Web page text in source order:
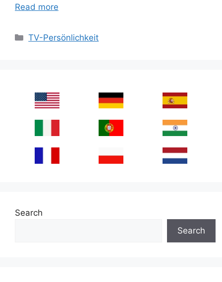
Read more
Categories
TV-Persönlichkeit
Search
Search